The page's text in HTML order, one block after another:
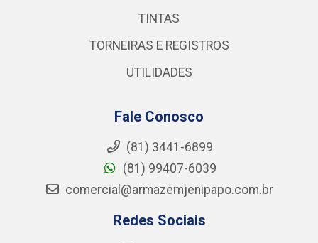
TINTAS
TORNEIRAS E REGISTROS
UTILIDADES
Fale Conosco
(81) 3441-6899
(81) 99407-6039
comercial@armazemjenipapo.com.br
Redes Sociais